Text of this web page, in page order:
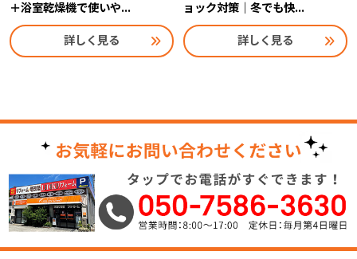
＋浴室乾燥機で使いや...
詳しく見る
ョック対策｜冬でも快...
詳しく見る